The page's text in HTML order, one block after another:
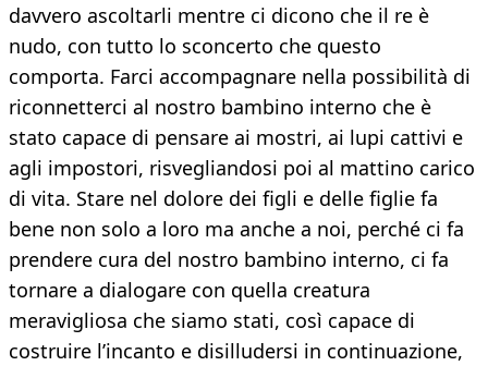
davvero ascoltarli mentre ci dicono che il re è
nudo, con tutto lo sconcerto che questo
comporta. Farci accompagnare nella possibilità di
riconnetterci al nostro bambino interno che è
stato capace di pensare ai mostri, ai lupi cattivi e
agli impostori, risvegliandosi poi al mattino carico
di vita. Stare nel dolore dei figli e delle figlie fa
bene non solo a loro ma anche a noi, perché ci fa
prendere cura del nostro bambino interno, ci fa
tornare a dialogare con quella creatura
meravigliosa che siamo stati, così capace di
costruire l’incanto e disilludersi in continuazione,